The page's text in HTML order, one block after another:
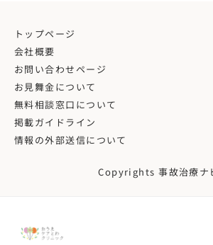
トップページ
会社概要
お問い合わせページ
お見舞金について
無料相談窓口について
掲載ガイドライン
情報の外部送信について
Copyrights 事故治療ナ